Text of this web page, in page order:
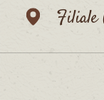
Filiale